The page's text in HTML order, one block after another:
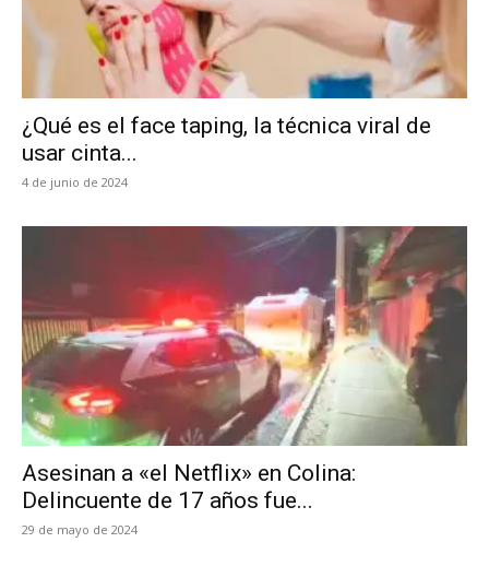
¿Qué es el face taping, la técnica viral de
usar cinta...
4 de junio de 2024
Asesinan a «el Netflix» en Colina:
Delincuente de 17 años fue...
29 de mayo de 2024